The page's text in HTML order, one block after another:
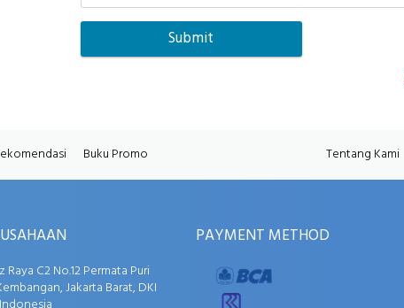
Buku Promo Tentang Kami
Raya C2 No.12 Permata Puri
Jakarta Barat, DKI
PAYMENT METHOD